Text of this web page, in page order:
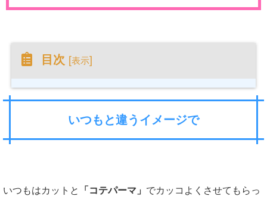
目次 [表示]
いつもと違うイメージで
いつもはカットと 「コテパーマ」 でカッコよくさせてもらっ